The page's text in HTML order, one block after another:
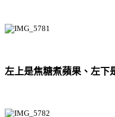
左上是焦糖煮蘋果、左下